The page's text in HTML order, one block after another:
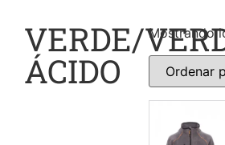
Mostrando
VERDE/
ÁCIDO